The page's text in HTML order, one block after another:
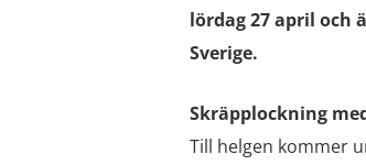
lördag 27 april och
Sverige.
Skräpplockning
Till helgen kommer